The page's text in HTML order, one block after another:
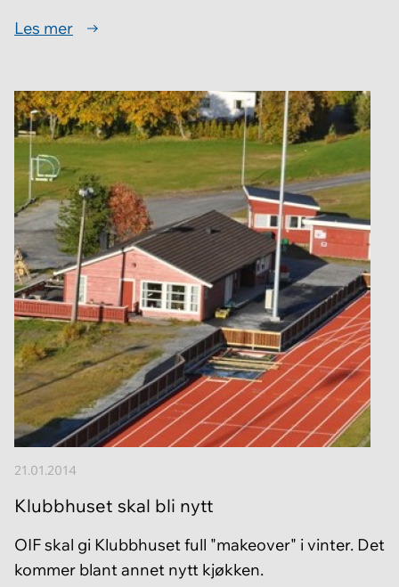
Les mer
21.01.2014
Klubbhuset skal bli nytt
OIF skal gi Klubbhuset full "makeover" i vinter. Det
kommer blant annet nytt kjøkken.